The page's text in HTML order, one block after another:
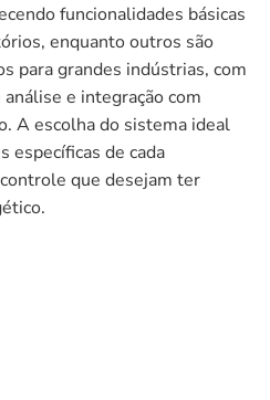
funcionalidades básicas
enquanto outros são
para grandes indústrias, com
análise e integração com
A escolha do sistema ideal
específicas de cada
que desejam ter